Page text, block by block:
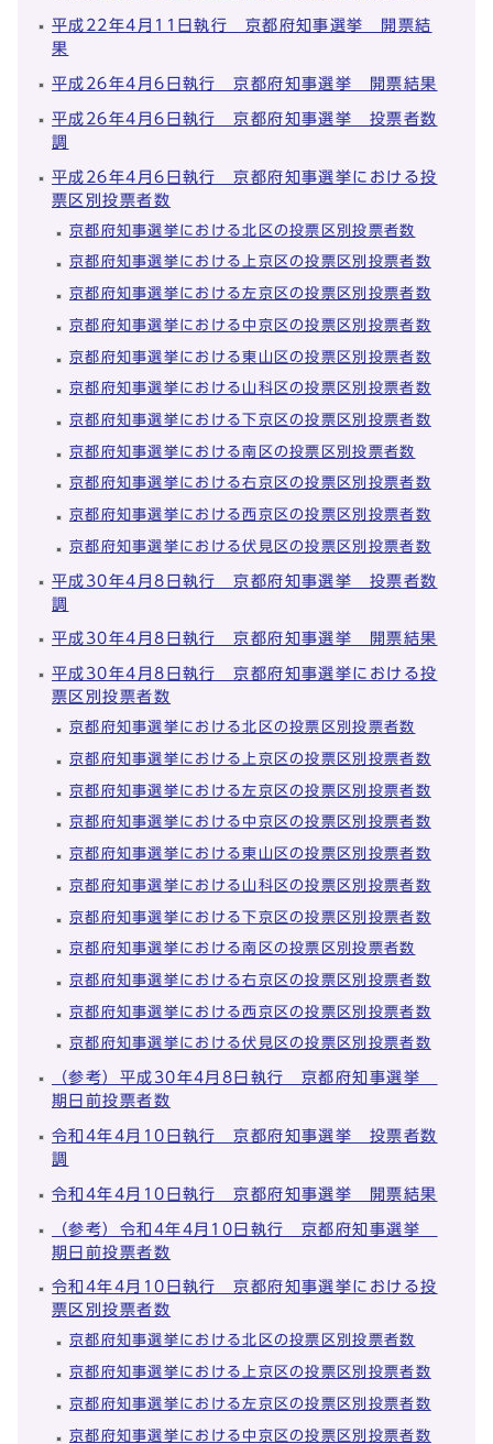
平成22年4月11日執行 京都府知事選挙 開票結
果
平成26年4月6日執行 京都府知事選挙 開票結果
平成26年4月6日執行 京都府知事選挙 投票者数
調
平成26年4月6日執行 京都府知事選挙における投
票区別投票者数
京都府知事選挙における北区の投票区別投票者数
京都府知事選挙における上京区の投票区別投票者数
京都府知事選挙における左京区の投票区別投票者数
京都府知事選挙における中京区の投票区別投票者数
京都府知事選挙における東山区の投票区別投票者数
京都府知事選挙における山科区の投票区別投票者数
京都府知事選挙における下京区の投票区別投票者数
京都府知事選挙における南区の投票区別投票者数
京都府知事選挙における右京区の投票区別投票者数
京都府知事選挙における西京区の投票区別投票者数
京都府知事選挙における伏見区の投票区別投票者数
平成30年4月8日執行 京都府知事選挙 投票者数
調
平成30年4月8日執行 京都府知事選挙 開票結果
平成30年4月8日執行 京都府知事選挙における投
票区別投票者数
京都府知事選挙における北区の投票区別投票者数
京都府知事選挙における上京区の投票区別投票者数
京都府知事選挙における左京区の投票区別投票者数
京都府知事選挙における中京区の投票区別投票者数
京都府知事選挙における東山区の投票区別投票者数
京都府知事選挙における山科区の投票区別投票者数
京都府知事選挙における下京区の投票区別投票者数
京都府知事選挙における南区の投票区別投票者数
京都府知事選挙における右京区の投票区別投票者数
京都府知事選挙における西京区の投票区別投票者数
京都府知事選挙における伏見区の投票区別投票者数
（参考）平成30年4月8日執行 京都府知事選挙
期日前投票者数
令和4年4月10日執行 京都府知事選挙 投票者数
調
令和4年4月10日執行 京都府知事選挙 開票結果
（参考）令和4年4月10日執行 京都府知事選挙
期日前投票者数
令和4年4月10日執行 京都府知事選挙における投
票区別投票者数
京都府知事選挙における北区の投票区別投票者数
京都府知事選挙における上京区の投票区別投票者数
京都府知事選挙における左京区の投票区別投票者数
京都府知事選挙における中京区の投票区別投票者数